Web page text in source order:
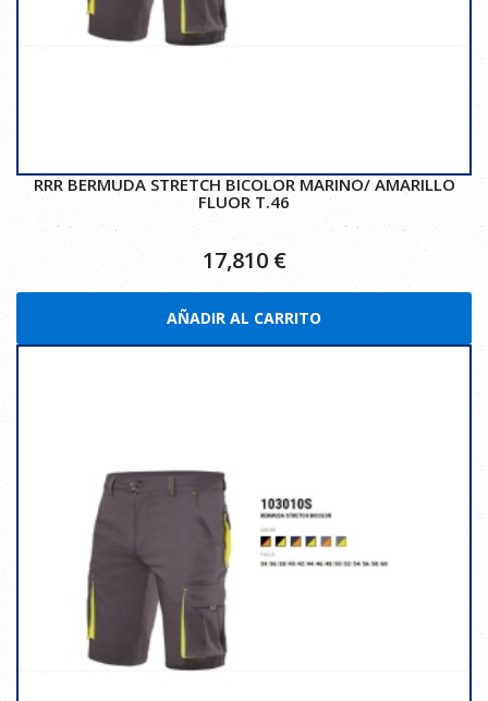
RRR BERMUDA STRETCH BICOLOR MARINO/ AMARILLO
FLUOR T.46
17,810 €
AÑADIR AL CARRITO